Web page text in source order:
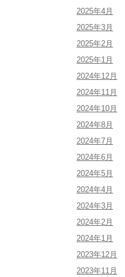
2025年4月
2025年3月
2025年2月
2025年1月
2024年12月
2024年11月
2024年10月
2024年8月
2024年7月
2024年6月
2024年5月
2024年4月
2024年3月
2024年2月
2024年1月
2023年12月
2023年11月